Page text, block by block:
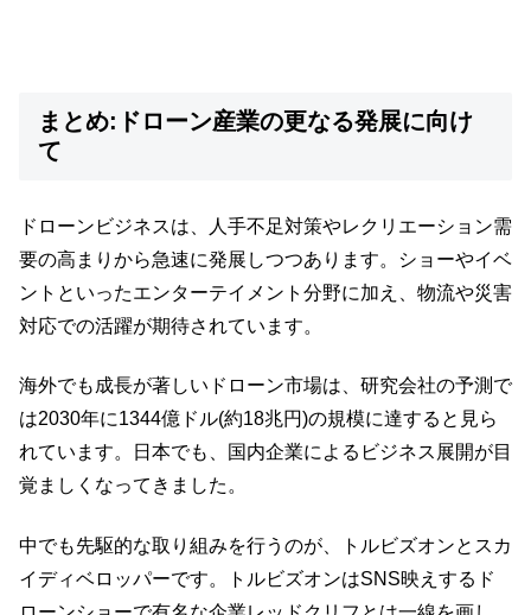
まとめ:ドローン産業の更なる発展に向け
て
ドローンビジネスは、人手不足対策やレクリエーション需
要の高まりから急速に発展しつつあります。ショーやイベ
ントといったエンターテイメント分野に加え、物流や災害
対応での活躍が期待されています。
海外でも成長が著しいドローン市場は、研究会社の予測で
は2030年に1344億ドル(約18兆円)の規模に達すると見ら
れています。日本でも、国内企業によるビジネス展開が目
覚ましくなってきました。
中でも先駆的な取り組みを行うのが、トルビズオンとスカ
イディベロッパーです。トルビズオンはSNS映えするド